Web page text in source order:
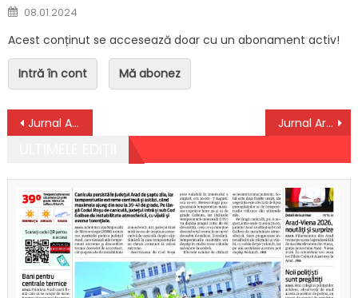
Posted on
08.01.2024
Acest conținut se accesează doar cu un abonament activ!
Intră în cont Mă abonez
Navigare în articole
Jurnal Arădean 10.03.2023 + supliment TV Jurnal Arădean 14.03.2023